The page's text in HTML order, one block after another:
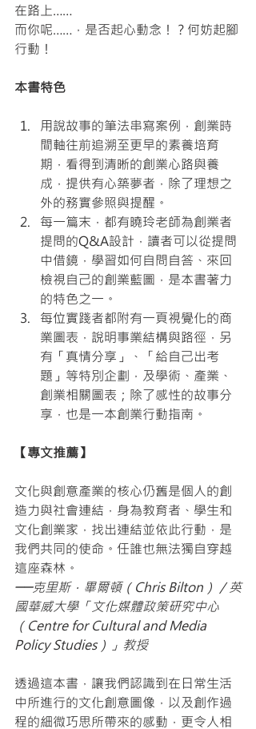
在路上……
而你呢……，是否起心動念！？何妨起腳
行動！
本書特色
用說故事的筆法串寫案例，創業時
間軸往前追溯至更早的素養培育
期，看得到清晰的創業心路與養
成，提供有心築夢者，除了理想之
外的務實參照與提醒。
每一篇末，都有曉玲老師為創業者
提問的Q&A設計，讀者可以從提問
中借鏡，學習如何自問自答、來回
檢視自己的創業藍圖，是本書著力
的特色之一。
每位實踐者都附有一頁視覺化的商
業圖表，說明事業結構與路徑，另
有「真情分享」、「給自己出考
題」等特別企劃，及學術、產業、
創業相關圖表；除了感性的故事分
享，也是一本創業行動指南。
【專文推薦】
文化與創意產業的核心仍舊是個人的創
造力與社會連結，身為教育者、學生和
文化創業家，找出連結並依此行動，是
我們共同的使命。任誰也無法獨自穿越
這座森林。
──克里斯．畢爾頓（Chris Bilton）／英
國華威大學「文化媒體政策研究中心
（Centre for Cultural and Media
Policy Studies）」教授
透過這本書，讓我們認識到在日常生活
中所進行的文化創意圖像，以及創作過
程的細微巧思所帶來的感動，更令人相